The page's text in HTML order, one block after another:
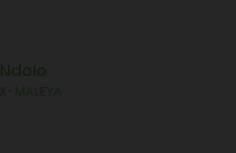
Ndolo